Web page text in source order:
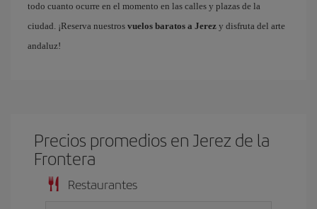
todo cuanto ocurre en el momento en las calles y plazas de la
ciudad. ¡Reserva nuestros vuelos baratos a Jerez y disfruta del arte
andaluz!
Precios promedios en Jerez de la
Frontera
Restaurantes